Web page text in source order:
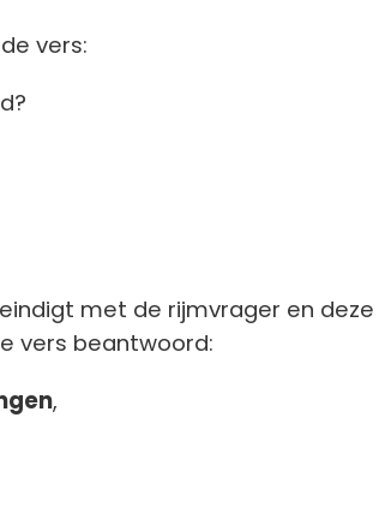
vers:
met de rijmvrager en deze
vers beantwoord:
,